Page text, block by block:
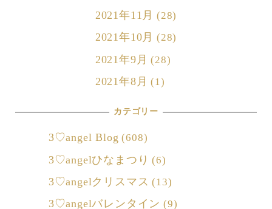
2021年11月 (28)
2021年10月 (28)
2021年9月 (28)
2021年8月 (1)
カテゴリー
3♡angel Blog (608)
3♡angelひなまつり (6)
3♡angelクリスマス (13)
3♡angelバレンタイン (9)